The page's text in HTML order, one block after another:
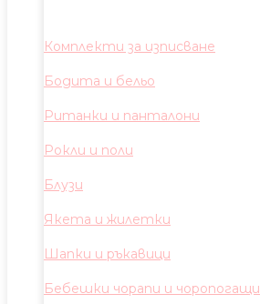
Комплекти за изписване
Бодита и бельо
Ританки и панталони
Рокли и поли
Блузи
Якета и жилетки
Шапки и ръкавици
Бебешки чорапи и чоропогащи